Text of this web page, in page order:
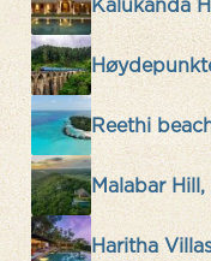
Kalukanda
Reethi
Malabar
Haritha